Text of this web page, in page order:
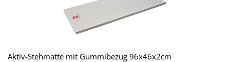
Aktiv-Stehmatte mit Gummibezug 96x46x2cm